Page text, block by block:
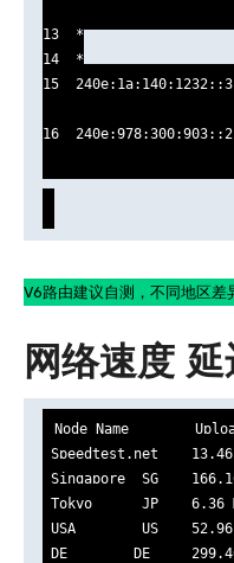
13  *
14  *
15
16
V6路由建议自测，不同地区差
网络速度
Node Name
Speedtest.net
Singapore  SG
Tokyo      JP
USA        US
DE        DE